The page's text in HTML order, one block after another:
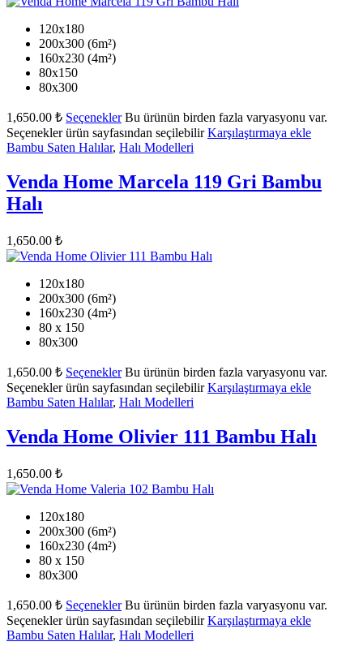
120x180
200x300 (6m²)
160x230 (4m²)
80x150
80x300
1,650.00 ₺ Seçenekler Bu ürünün birden fazla varyasyonu var.
Seçenekler ürün sayfasından seçilebilirKarşılaştırmaya ekle
Bambu Saten Halılar, Halı Modelleri
Venda Home Marcela 119 Gri Bambu
Halı
1,650.00 ₺
120x180
200x300 (6m²)
160x230 (4m²)
80 x 150
80x300
1,650.00 ₺ Seçenekler Bu ürünün birden fazla varyasyonu var.
Seçenekler ürün sayfasından seçilebilirKarşılaştırmaya ekle
Bambu Saten Halılar, Halı Modelleri
Venda Home Olivier 111 Bambu Halı
1,650.00 ₺
120x180
200x300 (6m²)
160x230 (4m²)
80 x 150
80x300
1,650.00 ₺ Seçenekler Bu ürünün birden fazla varyasyonu var.
Seçenekler ürün sayfasından seçilebilirKarşılaştırmaya ekle
Bambu Saten Halılar, Halı Modelleri